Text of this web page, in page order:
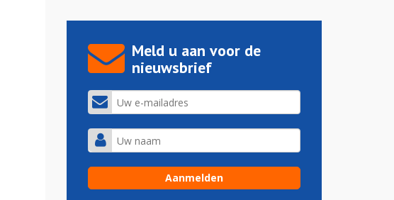
Meld u aan voor de
nieuwsbrief